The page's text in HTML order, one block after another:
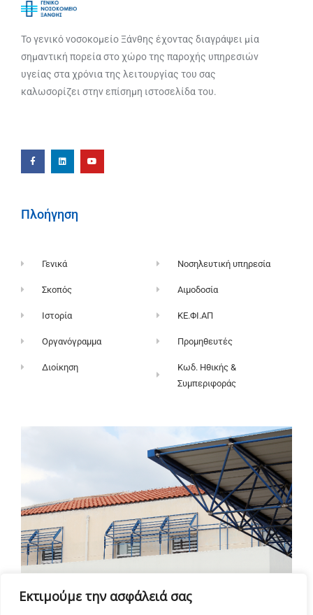
Εκτιμούμε την ασφάλειά σας
Το γενικό νοσοκομείο Ξάνθης έχοντας διαγράψει μία
σημαντική πορεία στο χώρο της παροχής υπηρεσιών
υγείας στα χρόνια της λειτουργίας του σας
καλωσορίζει στην επίσημη ιστοσελίδα του.
Πλοήγηση
Γενικά
Σκοπός
Ιστορία
Οργανόγραμμα
Διοίκηση
Νοσηλευτική υπηρεσία
Αιμοδοσία
ΚΕ.ΦΙ.ΑΠ
Προμηθευτές
Κωδ. Ηθικής &
Συμπεριφοράς